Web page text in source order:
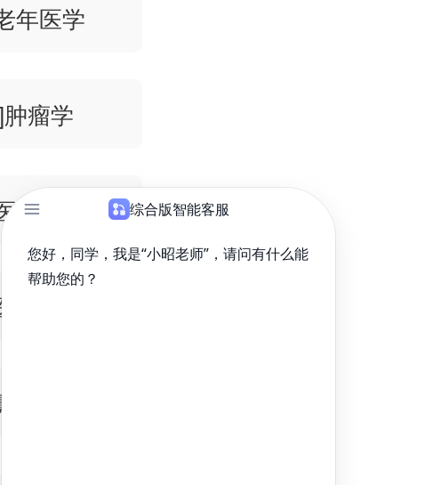
年医学
瘤学
学与核医学
与理疗学
喉科学